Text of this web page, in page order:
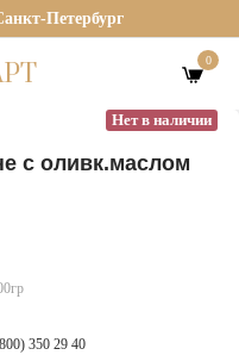
Петербург
0
Нет в наличии
с оливк.маслом
350 29 40